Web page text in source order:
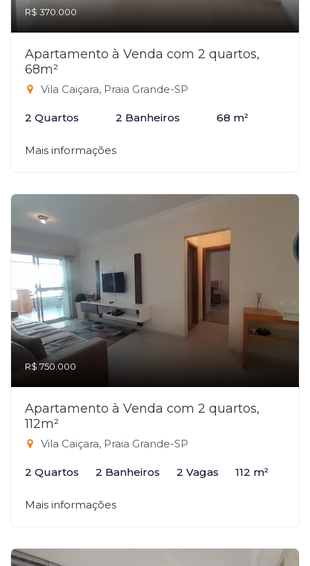
R$ 370.000
Apartamento à Venda com 2 quartos,
68m²
Vila Caiçara, Praia Grande-SP
2 Quartos 2 Banheiros 68 m²
Mais informações
R$ 750.000
Apartamento à Venda com 2 quartos,
112m²
Vila Caiçara, Praia Grande-SP
2 Quartos 2 Banheiros 2 Vagas 112 m²
Mais informações